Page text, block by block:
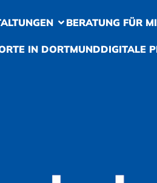
BERATUNG FÜR
IN DORTMUNDDIGITALE